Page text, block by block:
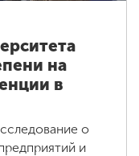
на
в
о
и